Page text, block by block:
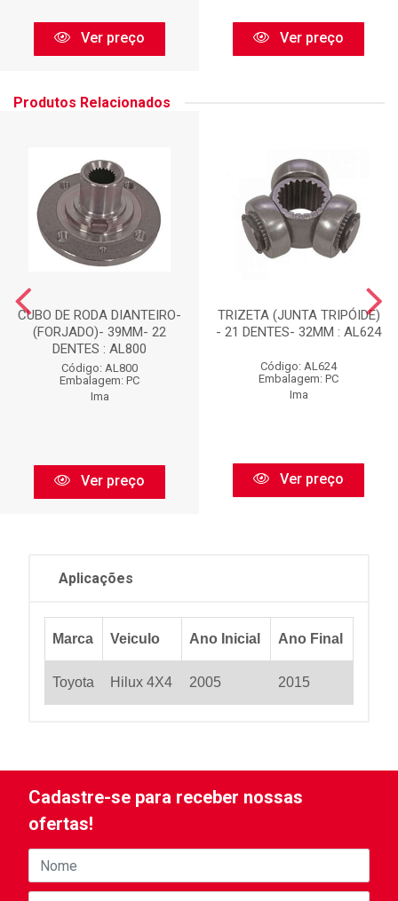
Ver preço Ver preço
Produtos Relacionados
CUBO DE RODA DIANTEIRO-
(FORJADO)- 39MM- 22
DENTES : AL800
Código: AL800
Embalagem: PC
Ima
Ver preço
TRIZETA (JUNTA TRIPÓIDE)
- 21 DENTES- 32MM : AL624
Código: AL624
Embalagem: PC
Ima
Ver preço
Aplicações
Marca Veiculo Ano Inicial Ano Final
Toyota Hilux 4X4 2005 2015
Cadastre-se para receber nossas
ofertas!